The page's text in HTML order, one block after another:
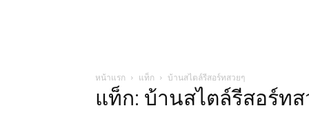
หน้าแรก แท็ก บ้านสไตล์รีสอร์ทสวยๆ
แท็ก: บ้านสไตล์รีสอร์ทส